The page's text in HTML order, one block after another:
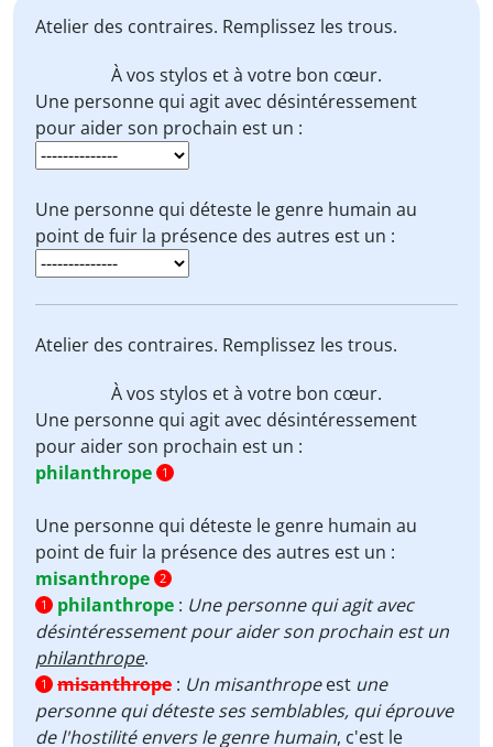
Atelier des contraires. Remplissez les trous.
À vos stylos et à votre bon cœur.
Une personne qui agit avec désintéressement
pour aider son prochain est un :
Une personne qui déteste le genre humain au
point de fuir la présence des autres est un :
Atelier des contraires. Remplissez les trous.
À vos stylos et à votre bon cœur.
Une personne qui agit avec désintéressement
pour aider son prochain est un :
philanthrope
1
Une personne qui déteste le genre humain au
point de fuir la présence des autres est un :
misanthrope 2
1
philanthrope : Une personne qui agit avec
désintéressement pour aider son prochain est un
philanthrope.
1 misanthrope : Un misanthropeest une
personne qui déteste ses semblables, qui éprouve
de l'hostilité envers le genre humain, c'est le